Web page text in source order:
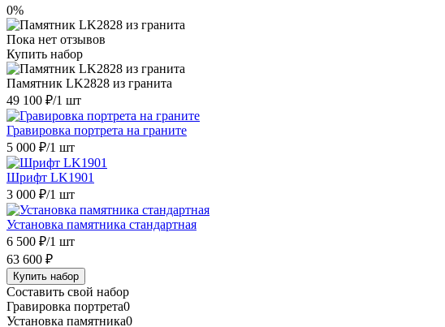
0%
Пока нет отзывов
Купить набор
Памятник LK2828 из гранита
49 100 ₽/1 шт
Гравировка портрета на граните
5 000 ₽/1 шт
Шрифт LK1901
3 000 ₽/1 шт
Установка памятника стандартная
6 500 ₽/1 шт
63 600 ₽
Купить набор
Составить свой набор
Гравировка портрета0
Установка памятника0